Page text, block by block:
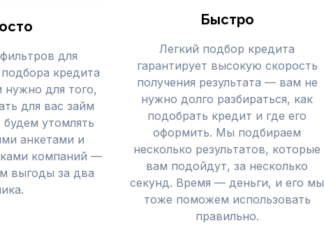
для
кредита
для того,
для вас займ
утомлять
анкетами и
компаний —
выгоды за два
Быстро
Легкий подбор кредита
гарантирует высокую скорость
получения результата — вам не
нужно долго разбираться, как
подобрать кредит и где его
оформить. Мы подбираем
несколько результатов, которые
вам подойдут, за несколько
секунд. Время — деньги, и его мы
тоже поможем использовать
правильно.